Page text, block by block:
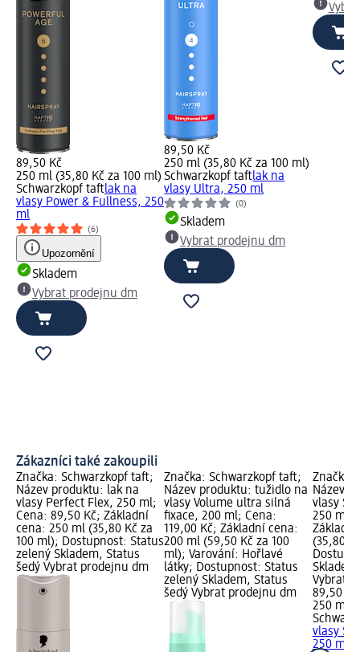
89,50 Kč
250 ml (35,80 Kč za 100 ml)
Schwarzkopf taftlak na
vlasy Power & Fullness, 250
ml
(6)
Upozornění
Skladem
Vybrat prodejnu dm
89,50 Kč
250 ml (35,80 Kč za 100 ml)
Schwarzkopf taftlak na
vlasy Ultra, 250 ml
(0)
Skladem
Vybrat prodejnu dm
Zákazníci také zakoupili
Značka: Schwarzkopf taft;
Název produktu: lak na
vlasy Perfect Flex, 250 ml;
Cena: 89,50 Kč; Základní
cena: 250 ml (35,80 Kč za
100 ml); Dostupnost: Status
zelený Skladem, Status
šedý Vybrat prodejnu dm
Značka: Schwarzkopf taft;
Název produktu: tužidlo na
vlasy Volume ultra silná
fixace, 200 ml; Cena:
119,00 Kč; Základní cena:
200 ml (59,50 Kč za 100
ml); Varování: Hořlavé
látky; Dostupnost: Status
zelený Skladem, Status
šedý Vybrat prodejnu dm
Značka:
Název
vlasy
250 ml;
(35,80
Vybrat
89,50 Kč
250 ml
vlasy
250 ml